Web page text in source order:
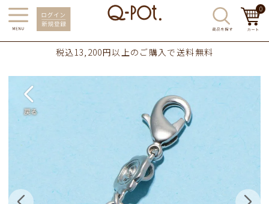
0
税込13,200円以上のご購入で送料無料